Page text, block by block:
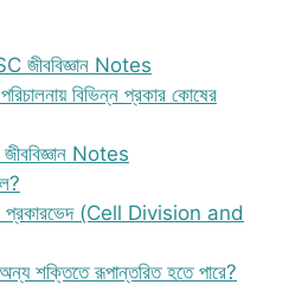
জীববিজ্ঞান Notes
বিভিন্ন প্রকার কোষের
Notes
প্রকারভেদ (Cell Division and
অন্য শক্তিতে রূপান্তরিত হতে পারে?